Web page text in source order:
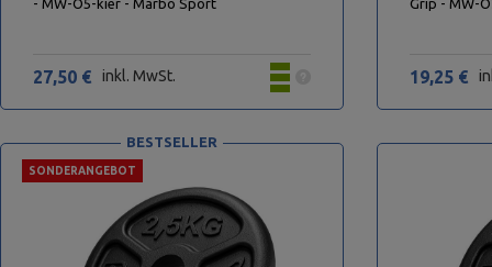
- MW-O5-kier - Marbo Sport
27,50 € inkl. MwSt.
Grip - MW-
19,25 €
SONDERANGEBOT
BESTSELLER